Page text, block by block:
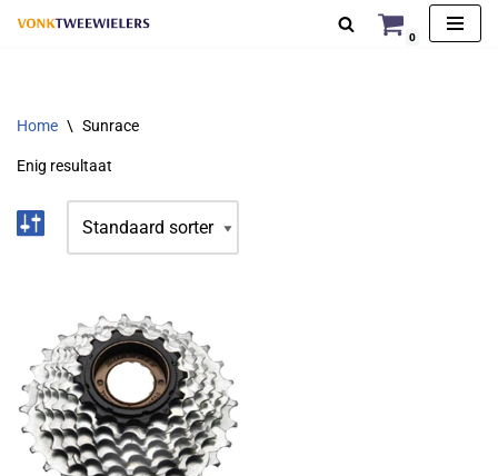
de
0
Home \ Sunrace
Enig resultaat